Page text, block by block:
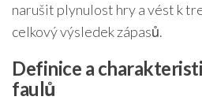
narušit plynulost hry a vést k
celkový výsledek zápasů.
Definice a
faulů